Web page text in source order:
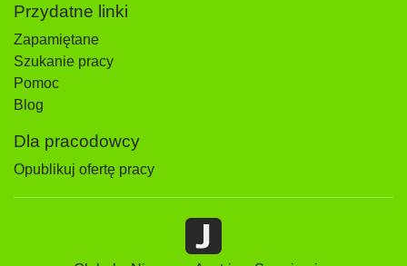
Przydatne linki
Zapamiętane
Szukanie pracy
Pomoc
Blog
Dla pracodowcy
Opublikuj ofertę pracy